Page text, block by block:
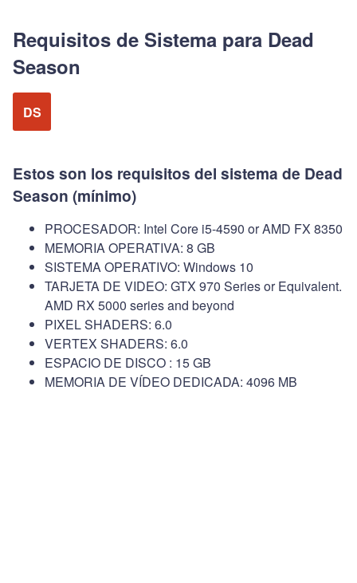
Requisitos de Sistema para Dead
Season
DS
Estos son los requisitos del sistema de Dead
Season (mínimo)
PROCESADOR: Intel Core i5-4590 or AMD FX 8350
MEMORIA OPERATIVA: 8 GB
SISTEMA OPERATIVO: Windows 10
TARJETA DE VIDEO: GTX 970 Series or Equivalent.
AMD RX 5000 series and beyond
PIXEL SHADERS: 6.0
VERTEX SHADERS: 6.0
ESPACIO DE DISCO : 15 GB
MEMORIA DE VÍDEO DEDICADA: 4096 MB